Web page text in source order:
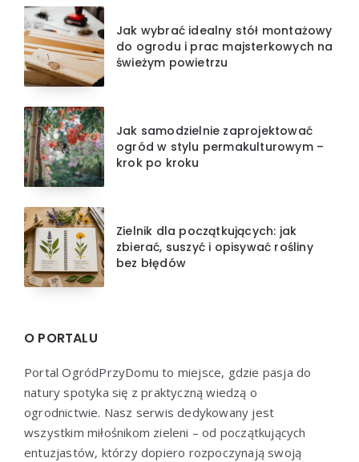
Jak wybrać idealny stół montażowy
do ogrodu i prac majsterkowych na
świeżym powietrzu
Jak samodzielnie zaprojektować
ogród w stylu permakulturowym –
krok po kroku
Zielnik dla początkujących: jak
zbierać, suszyć i opisywać rośliny
bez błędów
O PORTALU
Portal OgródPrzyDomu to miejsce, gdzie pasja do
natury spotyka się z praktyczną wiedzą o
ogrodnictwie. Nasz serwis dedykowany jest
wszystkim miłośnikom zieleni – od początkujących
entuzjastów, którzy dopiero rozpoczynają swoją